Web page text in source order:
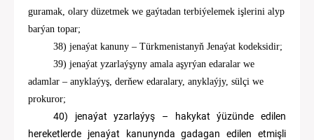
guramak, olary düzetmek we gaýtadan terbiýelemek işlerini alyp
barýan topar;
38) jenaýat kanuny – Türkmenistanyň Jenaýat kodeksidir;
39) jenaýat yzarlaýşyny amala aşyrýan edaralar we
adamlar – anyklaýyş, derňew edaralary, anyklaýjy, sülçi we
prokuror;
40)
jenaýat yzarlaýyş – hakykat ýüzünde edilen
hereketlerde jenaýat kanunynda gadagan edilen etmişli